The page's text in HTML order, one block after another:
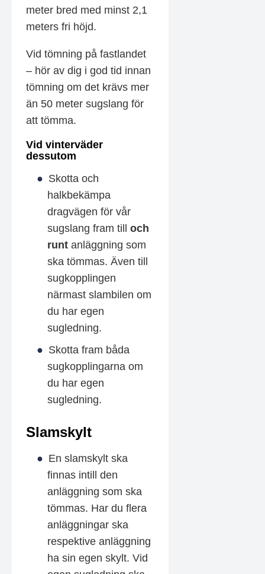
meter bred med minst 2,1
meters fri höjd.
Vid tömning på fastlandet
– hör av dig i god tid innan
tömning om det krävs mer
än 50 meter sugslang för
att tömma.
Vid vinterväder
dessutom
Skotta och
halkbekämpa
dragvägen för vår
sugslang fram till och
runt anläggning som
ska tömmas. Även till
sugkopplingen
närmast slambilen om
du har egen
sugledning.
Skotta fram båda
sugkopplingarna om
du har egen
sugledning.
Slamskylt
En slamskylt ska
finnas intill den
anläggning som ska
tömmas. Har du flera
anläggningar ska
respektive anläggning
ha sin egen skylt. Vid